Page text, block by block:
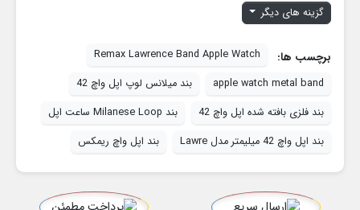
گزینه های دیگر
برچسب ها:
Remax Lawrence Band Apple Watch
apple watch metal band
بند میلانس لوپ اپل واچ 42
بند فلزی بافته شده اپل واچ 42
بند Milanese Loop ساعت اپل
بند اپل واچ 42 میلیمتر مدل Lawre
بند اپل واچ ریمکس